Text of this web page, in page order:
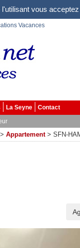
vous
Vacances
La Seyne
Contact
> Appartement > SFN-